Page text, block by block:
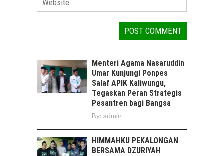
Menteri Agama Nasaruddin
Umar Kunjungi Ponpes
Salaf APIK Kaliwungu,
Tegaskan Peran Strategis
Pesantren bagi Bangsa
By: admin
HIMMAHKU PEKALONGAN
BERSAMA DZURIYAH